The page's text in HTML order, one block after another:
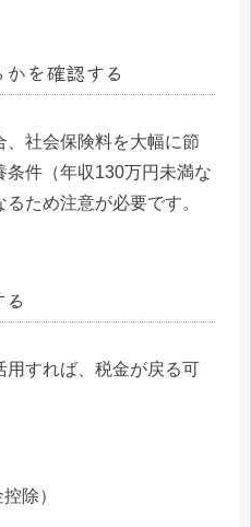
かを確認する
、社会保険料を大幅に節
件（年収130万円未満な
ため注意が必要です。
用すれば、税金が戻る可
除）